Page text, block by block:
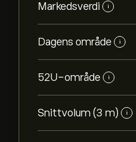
Markedsverdi i
Dagens område i
52U-område i
Snittvolum (3 m) i